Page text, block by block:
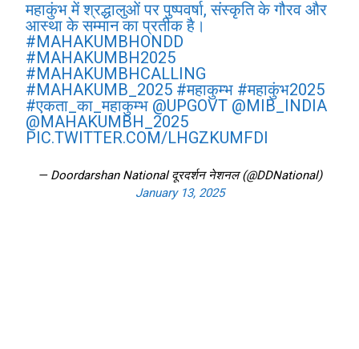
महाकुंभ में श्रद्धालुओं पर पुष्पवर्षा, संस्कृति के गौरव और
आस्था के सम्मान का प्रतीक है।
#MAHAKUMBHONDD
#MAHAKUMBH2025
#MAHAKUMBHCALLING
#MAHAKUMB_2025 #महाकुम्भ #महाकुंभ2025
#एकता_का_महाकुम्भ @UPGOVT @MIB_INDIA
@MAHAKUMBH_2025
PIC.TWITTER.COM/LHGZKUMFDI
— Doordarshan National दूरदर्शन नेशनल (@DDNational)
January 13, 2025